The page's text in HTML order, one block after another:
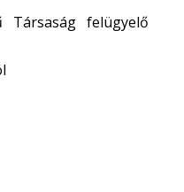
Társaság felügyelő